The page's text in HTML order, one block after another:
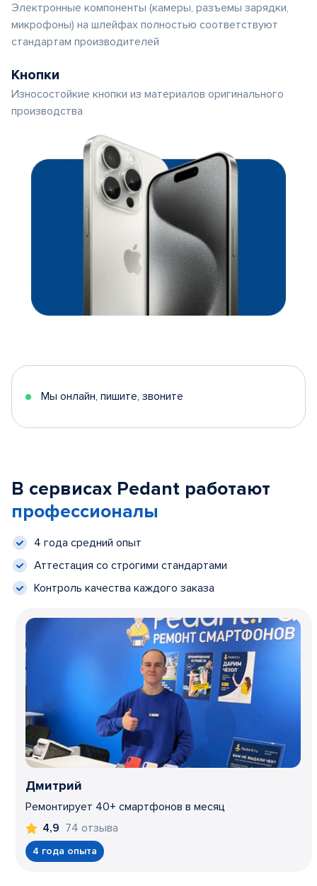
Электронные компоненты (камеры, разъемы зарядки,
микрофоны) на шлейфах полностью соответствуют
стандартам производителей
Кнопки
Износостойкие кнопки из материалов оригинального
производства
Мы онлайн, пишите, звоните
В сервисах Pedant работают
профессионалы
4 года средний опыт
Аттестация со строгими стандартами
Контроль качества каждого заказа
Дмитрий
Ремонтирует 40+ смартфонов в месяц
4,9 74 отзыва
4 года опыта